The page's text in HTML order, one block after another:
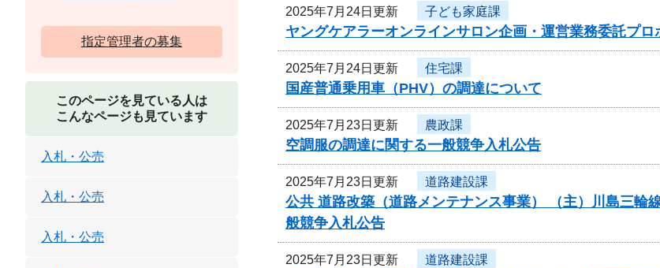
2025年7月24日更新 子ども家庭課
ヤングケアラーオンラインサロン企画・運営業務委託プロ
2025年7月24日更新 住宅課
国産普通乗用車（PHV）の調達について
2025年7月23日更新 農政課
空調服の調達に関する一般競争入札公告
2025年7月23日更新 道路建設課
公共 道路改築（道路メンテナンス事業） （主）川島三輪
般競争入札公告
2025年7月23日更新 道路建設課
指定管理者の募集
このページを見ている人は
こんなページも見ています
入札・公売
入札・公売
入札・公売